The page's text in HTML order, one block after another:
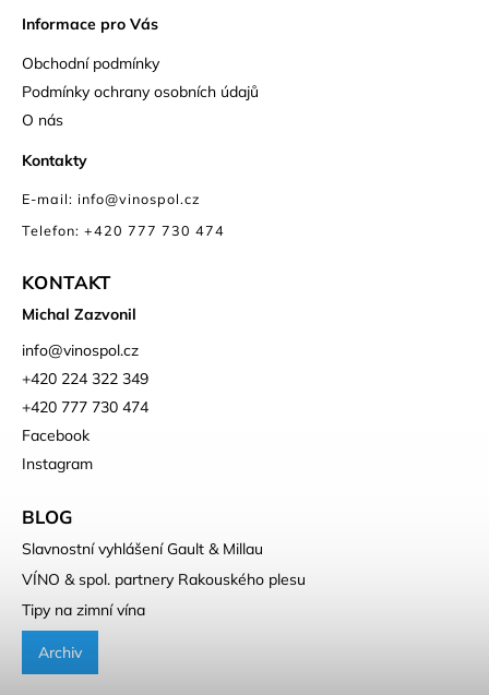
Informace pro Vás
Obchodní podmínky
Podmínky ochrany osobních údajů
O nás
Kontakty
E-mail: info@vinospol.cz
Telefon: +420 777 730 474
KONTAKT
Michal Zazvonil
info@vinospol.cz
+420 224 322 349
+420 777 730 474
Facebook
Instagram
BLOG
Slavnostní vyhlášení Gault & Millau
VÍNO & spol. partnery Rakouského plesu
Tipy na zimní vína
Archiv